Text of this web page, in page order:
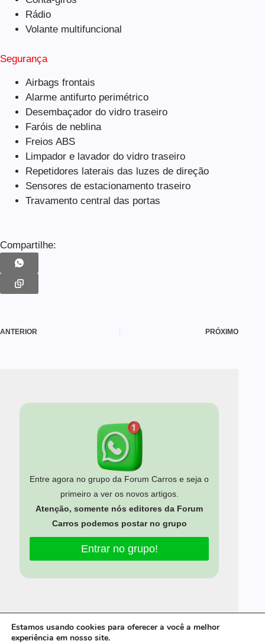
Rádio
Volante multifuncional
Segurança
Airbags frontais
Alarme antifurto perimétrico
Desembaçador do vidro traseiro
Faróis de neblina
Freios ABS
Limpador e lavador do vidro traseiro
Repetidores laterais das luzes de direção
Sensores de estacionamento traseiro
Travamento central das portas
Compartilhe:
ANTERIOR PRÓXIMO
Entre agora no grupo da Forum Carros e seja o
primeiro a ver os novos artigos.
Atenção, somente nós editores da Forum
Carros podemos postar no grupo
Entrar no grupo!
Estamos usando cookies para oferecer a você a melhor
experiência em nosso site.